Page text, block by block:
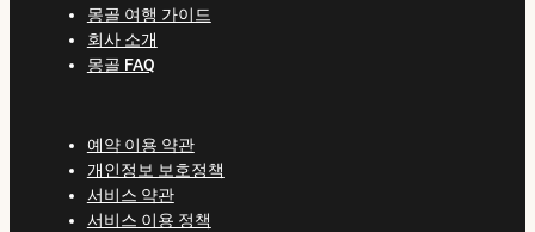
몽골 여행 가이드
회사 소개
몽골 FAQ
예약 이용 약관
개인정보 보호정책
서비스 약관
서비스 이용 정책